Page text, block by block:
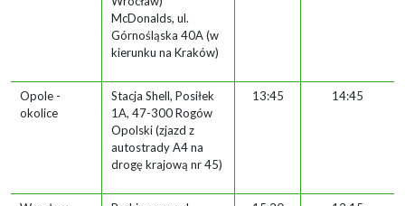
McDonalds, ul.
Górnośląska 40A (w
kierunku na Kraków)
Opole -
okolice
Stacja Shell, Posiłek
1A, 47-300 Rogów
Opolski (zjazd z
autostrady A4 na
drogę krajową nr 45)
13:45 14:45